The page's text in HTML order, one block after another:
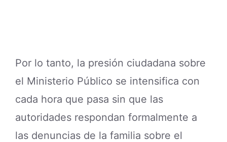
Por lo tanto, la presión ciudadana sobre
el Ministerio Público se intensifica con
cada hora que pasa sin que las
autoridades respondan formalmente a
las denuncias de la familia sobre el